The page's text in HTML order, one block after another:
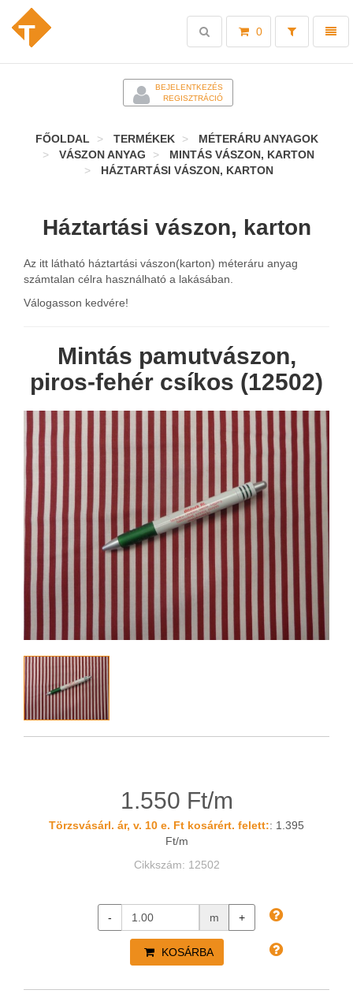
Toggle
0
Toggle
search
BEJELENTKEZÉS
REGISZTRÁCIÓ
FŐOLDAL TERMÉKEK
MÉTERÁRU ANYAGOK
VÁSZON ANYAG
MINTÁS VÁSZON, KARTON
HÁZTARTÁSI VÁSZON, KARTON
Háztartási vászon, karton
Az itt látható háztartási vászon(karton) méteráru anyag
számtalan célra használható a lakásában.
Válogasson kedvére!
Mintás pamutvászon,
piros-fehér csíkos (12502)
1.550 Ft/m
Törzsvásárl. ár, v. 10 e. Ft kosárért. felett:: 1.395
Ft/m
Cikkszám: 12502
- m +
KOSÁRBA